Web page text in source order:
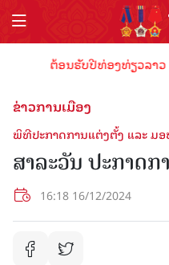
ຕ້ອນຮັບປີທ່ອງທ່ຽວລາວ
ຂ່າວການເມືອງ
ພິທີປະກາດການແຕ່ງຕັ້ງ ແລະ ມ
ສາລະວັນ ປະກາດກ
16:18 16/12/2024